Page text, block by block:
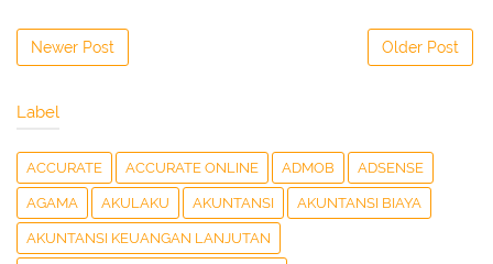
Newer Post Older Post
Label
ACCURATE ACCURATE ONLINE ADMOB ADSENSE
AGAMA AKULAKU AKUNTANSI AKUNTANSI BIAYA
AKUNTANSI KEUANGAN LANJUTAN